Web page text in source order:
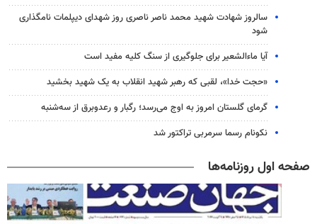
سالروز شهادت شهید محمد ناصر ناصری روز شهدای دیپلمات نامگذاری
شود
آیا ماءالشعیر برای جلوگیری از سنگ کلیه مفید است
«حجت خدا»، لقبی که رهبر شهید انقلاب به یک شهید بخشید
گرمای گلستان امروز به اوج می‌رسد؛ رگبار و رعدوبرق از سه‌شنبه
نکونام رسما سرمربی تراکتور شد
صفحه اول روزنامه‌ها